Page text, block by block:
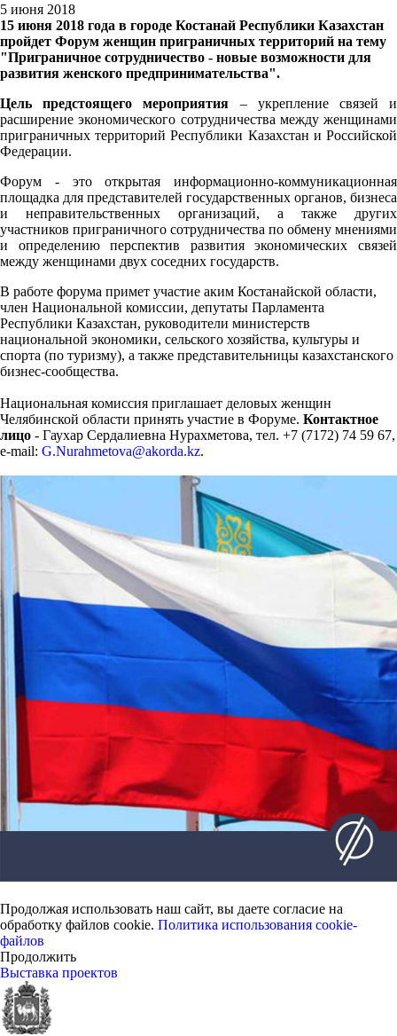
5 июня 2018
15 июня 2018 года в городе Костанай Республики Казахстан
пройдет Форум женщин приграничных территорий на тему
"Приграничное сотрудничество - новые возможности для
развития женского предпринимательства".
Цель предстоящего мероприятия – укрепление связей и
расширение экономического сотрудничества между женщинами
приграничных территорий Республики Казахстан и Российской
Федерации.
Форум - это открытая информационно-коммуникационная
площадка для представителей государственных органов, бизнеса
и неправительственных организаций, а также других
участников приграничного сотрудничества по обмену мнениями
и определению перспектив развития экономических связей
между женщинами двух соседних государств.
В работе форума примет участие аким Костанайской области,
член Национальной комиссии, депутаты Парламента
Республики Казахстан, руководители министерств
национальной экономики, сельского хозяйства, культуры и
спорта (по туризму), а также представительницы казахстанского
бизнес-сообщества.
Национальная комиссия приглашает деловых женщин
Челябинской области принять участие в Форуме. Контактное
лицо - Гаухар Сердалиевна Нурахметова, тел. +7 (7172) 74 59 67,
e-mail: G.Nurahmetova@akorda.kz.
Продолжая использовать наш сайт, вы даете согласие на
обработку файлов cookie. Политика использования cookie-
файлов
Продолжить
Выставка проектов